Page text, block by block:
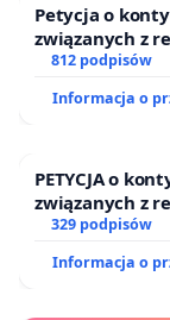
Petycja o
związanych z
812 podpisów
Informacja o
PETYCJA o
związanych z
329 podpisów
Informacja o